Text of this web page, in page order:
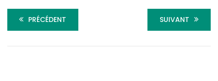
PRÉCÉDENT SUIVANT